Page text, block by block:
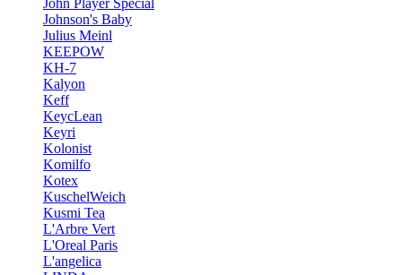
John Player Special
Johnson's Baby
Julius Meinl
KEEPOW
KH-7
Kalyon
Keff
KeycLean
Keyri
Kolonist
Komilfo
Kotex
KuschelWeich
Kusmi Tea
L'Arbre Vert
L'Oreal Paris
L'angelica